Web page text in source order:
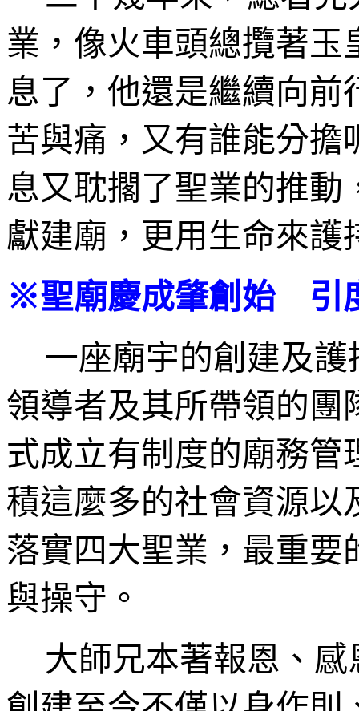
業，像火車頭總攬著玉
息了，他還是繼續向
苦與痛，又有誰能分擔
息又耽擱了聖業的推
獻建廟，更用生命來護
※聖廟慶成肇創始 引
一座廟宇的創建及
領導者及其所帶領的
式成立有制度的廟務管
積這麼多的社會資源以
落實四大聖業，最重要
與操守。
大師兄本著報恩、